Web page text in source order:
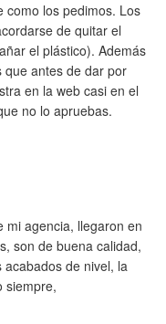
como los pedimos. Los
de quitar el
el plástico). Además
que antes de dar por
en la web casi en el
no lo apruebas.
mi agencia, llegaron en
son de buena calidad,
de nivel, la
siempre,